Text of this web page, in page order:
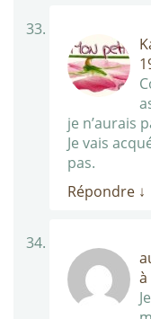
je n’aurais
Je vais
pas.
Répondre ↓
à